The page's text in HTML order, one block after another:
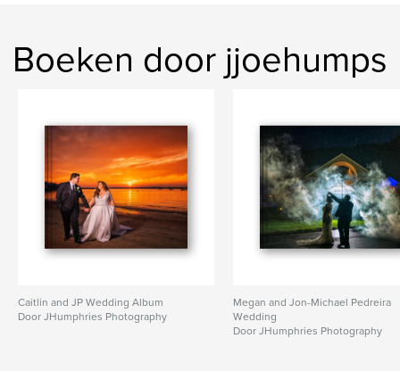
Boeken door jjoehumps
Caitlin and JP Wedding Album
Door JHumphries Photography
Megan and Jon-Michael Pedreira
Wedding
Door JHumphries Photography